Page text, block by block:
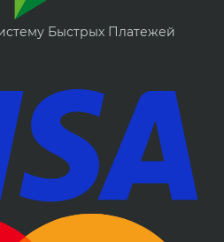
Быстрых Платежей